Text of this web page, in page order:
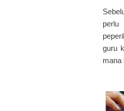
perlu
guru
mana